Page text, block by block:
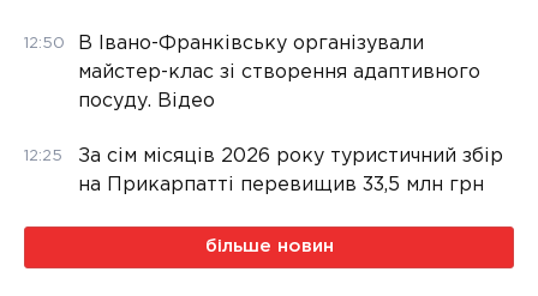
12:50
В Івано-Франківську організували
майстер-клас зі створення адаптивного
посуду. Відео
12:25
За сім місяців 2026 року туристичний збір
на Прикарпатті перевищив 33,5 млн грн
більше новин